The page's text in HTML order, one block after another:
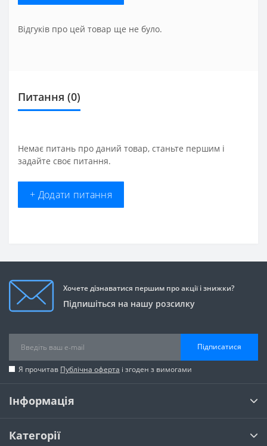
Відгуків про цей товар ще не було.
Питання (0)
Немає питань про даний товар, станьте першим і
задайте своє питання.
+ Додати питання
Хочете дізнаватися першим про акції і знижки?
Підпишіться на нашу розсилку
Підписатися
Я прочитав Публічна оферта і згоден з вимогами
Інформація
Категорії